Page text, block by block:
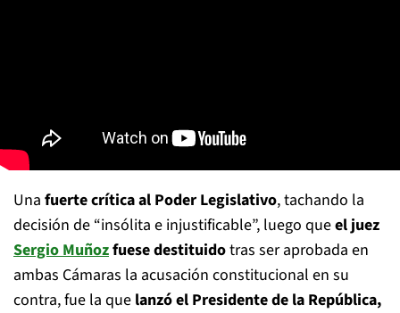
Una fuerte crítica al Poder Legislativo, tachando la
decisión de “insólita e injustificable”, luego queel juez
Sergio Muñozfuese destituidotras ser aprobada en
ambas Cámaras la acusación constitucional en su
contra, fue la que lanzó el Presidente de la República,